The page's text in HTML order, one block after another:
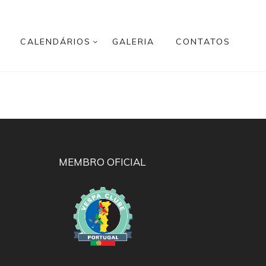
CALENDÁRIOS GALERIA CONTATOS
MEMBRO OFICIAL